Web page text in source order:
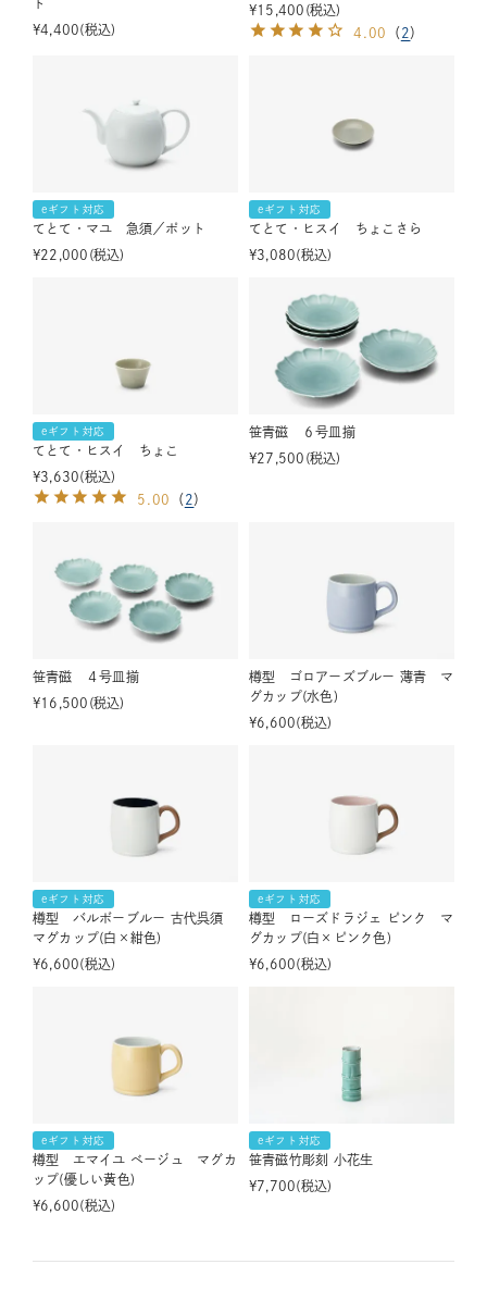
ト
¥4,400 税込
¥15,400 税込
4.00
（ 2）
eギフト対応
てとて・マユ 急須／ポット
¥22,000 税込
eギフト対応
てとて・ヒスイ ちょこさら
¥3,080 税込
eギフト対応
てとて・ヒスイ ちょこ
¥3,630 税込
5.00
（ 2）
笹青磁 ６号皿揃
¥27,500 税込
笹青磁 ４号皿揃
¥16,500 税込
樽型 ゴロアーズブルー 薄青 マ
グカップ(水色)
¥6,600 税込
eギフト対応
樽型 バルボーブルー 古代呉須
マグカップ(白×紺色)
¥6,600 税込
eギフト対応
樽型 ローズドラジェ ピンク マ
グカップ(白×ピンク色)
¥6,600 税込
eギフト対応
樽型 エマイユ ベージュ マグカ
ップ(優しい黄色)
¥6,600 税込
eギフト対応
笹青磁竹彫刻 小花生
¥7,700 税込